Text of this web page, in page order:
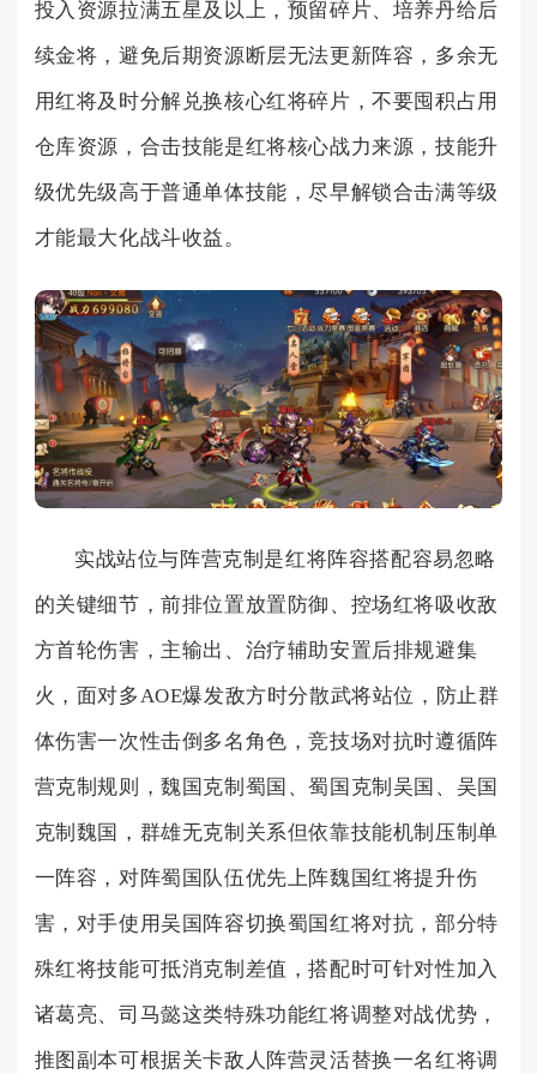
投入资源拉满五星及以上，预留碎片、培养丹给后
续金将，避免后期资源断层无法更新阵容，多余无
用红将及时分解兑换核心红将碎片，不要囤积占用
仓库资源，合击技能是红将核心战力来源，技能升
级优先级高于普通单体技能，尽早解锁合击满等级
才能最大化战斗收益。
实战站位与阵营克制是红将阵容搭配容易忽略
的关键细节，前排位置放置防御、控场红将吸收敌
方首轮伤害，主输出、治疗辅助安置后排规避集
火，面对多AOE爆发敌方时分散武将站位，防止群
体伤害一次性击倒多名角色，竞技场对抗时遵循阵
营克制规则，魏国克制蜀国、蜀国克制吴国、吴国
克制魏国，群雄无克制关系但依靠技能机制压制单
一阵容，对阵蜀国队伍优先上阵魏国红将提升伤
害，对手使用吴国阵容切换蜀国红将对抗，部分特
殊红将技能可抵消克制差值，搭配时可针对性加入
诸葛亮、司马懿这类特殊功能红将调整对战优势，
推图副本可根据关卡敌人阵营灵活替换一名红将调